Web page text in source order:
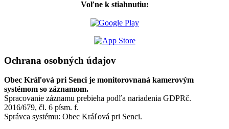
Voľne k stiahnutiu:
Ochrana osobných údajov
Obec Kráľová pri Senci je monitorovnaná kamerovým
systémom so záznamom.
Spracovanie záznamu prebieha podľa nariadenia GDPRč.
2016/679, čl. 6 písm. f.
Správca systému: Obec Kráľová pri Senci.